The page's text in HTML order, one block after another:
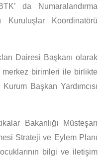
da Numaralandırma
Kuruluşlar Koordinatörü
Dairesi Başkanı olarak
merkez birimleri ile birlikte
Başkan Yardımcısı
Bakanlığı Müsteşarı
Strateji ve Eylem Planı
bilgi ve iletişim